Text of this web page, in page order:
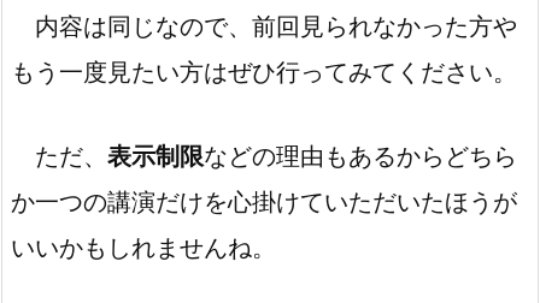
内容は同じなので、前回見られなかった方や
もう一度見たい方はぜひ行ってみてください。
ただ、 表示制限などの理由もあるからどちら
か一つの講演だけを心掛けていただいたほうが
いいかもしれませんね。